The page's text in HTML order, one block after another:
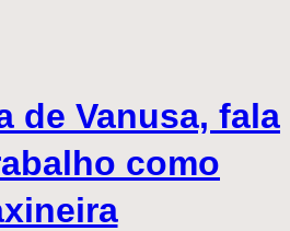
de Vanusa, fala
como